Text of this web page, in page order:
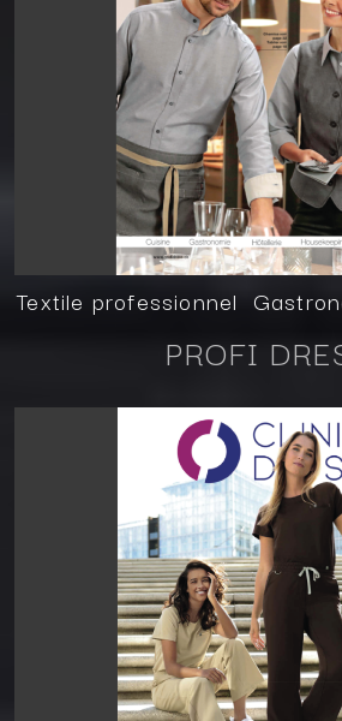
Textile professionnel
PROFI